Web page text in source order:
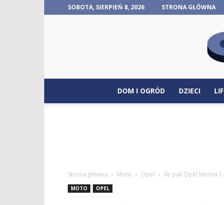
SOBOTA, SIERPIEŃ 8, 2026 STRONA GŁÓWNA
DOM I OGRÓD DZIECI
Strona główna Moto Opel Ile pali Opel Meriva
MOTO OPEL